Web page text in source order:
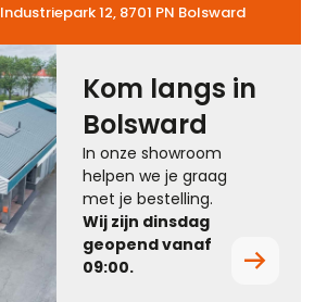
Kom langs in
Bolsward
In onze showroom
helpen we je graag
met je bestelling.
Wij zijn dinsdag
geopend vanaf
09:00.
Industriepark 12, 8701 PN Bolsward